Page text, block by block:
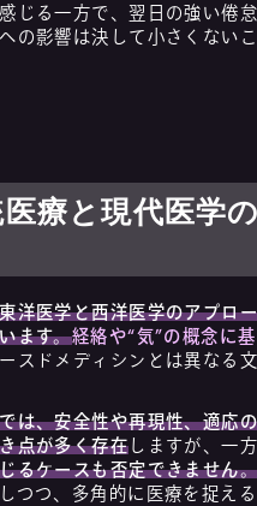
じる一方で、翌日の強い倦
の影響は決して小さくない
療と現代医学
東洋医学と西洋医学のアプロ
ます。経絡や“気”の概念に
スドメディシンとは異なる
は、安全性や再現性、適応
点が多く存在 しますが、一
るケースも否定できません。
つつ、多角的に医療を捉え